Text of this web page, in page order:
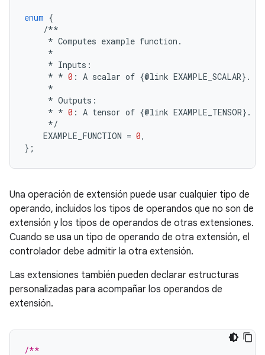
enum {
/**
* Computes example function .
*
* Inputs :
* * 0 : A scalar of {@link EXAMPLE_SCALAR} .
*
* Outputs :
* * 0 : A tensor of {@link EXAMPLE_TENSOR} .
*/
EXAMPLE_FUNCTION = 0,
};
Una operación de extensión puede usar cualquier tipo de
operando, incluidos los tipos de operandos que no son de
extensión y los tipos de operandos de otras extensiones.
Cuando se usa un tipo de operando de otra extensión, el
controlador debe admitir la otra extensión.
Las extensiones también pueden declarar estructuras
personalizadas para acompañar los operandos de
extensión.
/**